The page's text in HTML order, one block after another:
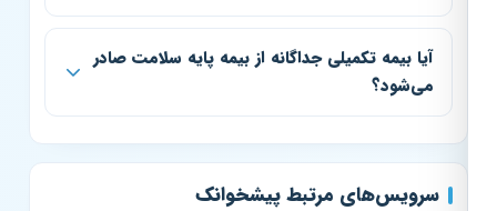
آیا بیمه تکمیلی جداگانه از بیمه پایه سلامت صادر
می‌شود؟
سرویس‌های مرتبط پیشخوانک